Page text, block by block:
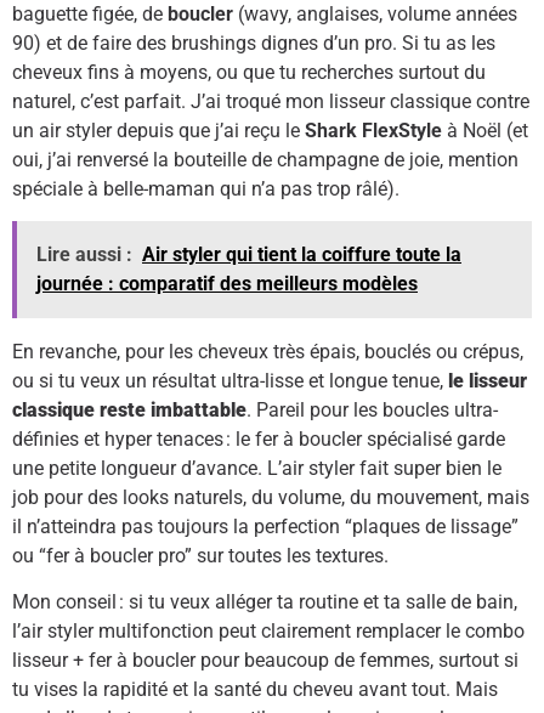
baguette figée, de boucler (wavy, anglaises, volume années
90) et de faire des brushings dignes d’un pro. Si tu as les
cheveux fins à moyens, ou que tu recherches surtout du
naturel, c’est parfait. J’ai troqué mon lisseur classique contre
un air styler depuis que j’ai reçu le Shark FlexStyle à Noël (et
oui, j’ai renversé la bouteille de champagne de joie, mention
spéciale à belle-maman qui n’a pas trop râlé).
Lire aussi : Air styler qui tient la coiffure toute la
journée : comparatif des meilleurs modèles
En revanche, pour les cheveux très épais, bouclés ou crépus,
ou si tu veux un résultat ultra-lisse et longue tenue, le lisseur
classique reste imbattable. Pareil pour les boucles ultra-
définies et hyper tenaces : le fer à boucler spécialisé garde
une petite longueur d’avance. L’air styler fait super bien le
job pour des looks naturels, du volume, du mouvement, mais
il n’atteindra pas toujours la perfection “plaques de lissage”
ou “fer à boucler pro” sur toutes les textures.
Mon conseil : si tu veux alléger ta routine et ta salle de bain,
l’air styler multifonction peut clairement remplacer le combo
lisseur + fer à boucler pour beaucoup de femmes, surtout si
tu vises la rapidité et la santé du cheveu avant tout. Mais